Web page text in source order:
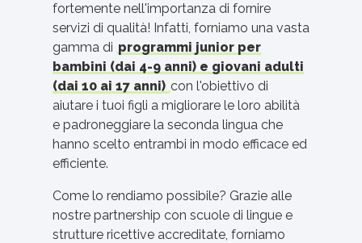
fortemente nell'importanza di fornire
servizi di qualità! Infatti, forniamo una vasta
gamma di programmi junior per
bambini (dai 4-9 anni) e giovani adulti
(dai 10 ai 17 anni) con l'obiettivo di
aiutare i tuoi figli a migliorare le loro abilità
e padroneggiare la seconda lingua che
hanno scelto entrambi in modo efficace ed
efficiente.
Come lo rendiamo possibile? Grazie alle
nostre partnership con scuole di lingue e
strutture ricettive accreditate, forniamo